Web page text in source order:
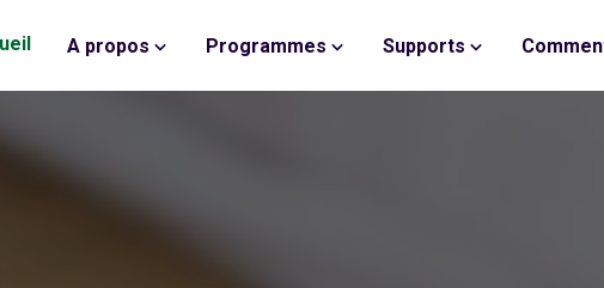
A propos Programmes Supports